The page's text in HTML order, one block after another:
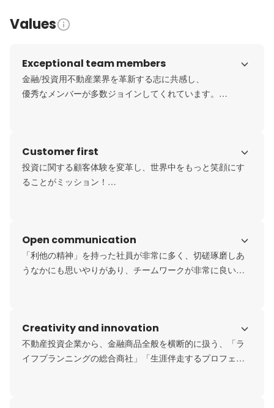
Values
Exceptional team members
金融/投資用不動産業界を革新する志に共感し、
優秀なメンバーが多数ジョインしてくれています。
性あふれるメンバーが意欲高く仕事に取り組んでいます。
Customer first
投資に関する顧客体験を変革し、世界中をもっと笑顔にす
ることがミッション！
んので
社員幸福度の向上も重要なテーマです。
Open communication
「利他の精神」を持った社員が非常に多く、切磋琢磨しあ
うなかにも思いやりがあり、チームワークが非常に良いで
出しています。
組織開発プロジェクトがあり、より「働きやすく」「最高
の働きがいがある」会社を目指して、試行錯誤を続けてい
Creativity and innovation
不動産投資企業から、金融商品全般を横断的に扱う、「ラ
イフプランニングの総合商社」「生涯伴走するプロフェッ